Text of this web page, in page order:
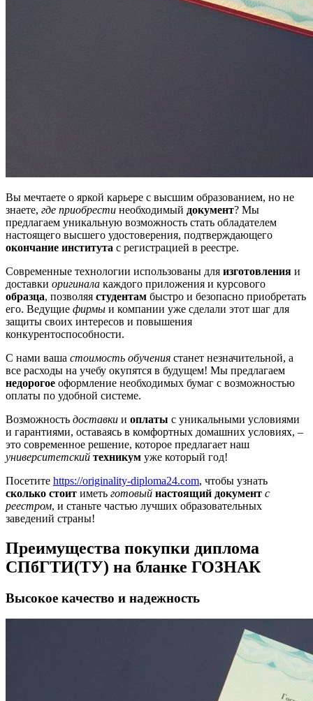
Вы мечтаете о яркой карьере с высшим образованием, но не
знаете, где приобрести необходимый документ? Мы
предлагаем уникальную возможность стать обладателем
настоящего высшего удостоверения, подтверждающего
окончание института с регистрацией в реестре.
Современные технологии использованы для изготовления и
доставки оригинала каждого приложения и курсового
образца, позволяя студентам быстро и безопасно приобретать
его. Ведущие фирмы и компании уже сделали этот шаг для
защиты своих интересов и повышения
конкурентоспособности.
С нами ваша стоимость обучения станет незначительной, а
все расходы на учебу окупятся в будущем! Мы предлагаем
недорогое оформление необходимых бумаг с возможностью
оплаты по удобной системе.
Возможность доставки и оплаты с уникальными условиями
и гарантиями, оставаясь в комфортных домашних условиях, –
это современное решение, которое предлагает наш
университетский техникум уже который год!
Посетите https://originality-diploma24.com, чтобы узнать
сколько стоит иметь готовый настоящий документ с
реестром, и станьте частью лучших образовательных
заведений страны!
Преимущества покупки диплома
СПбГТИ(ТУ) на бланке ГОЗНАК
Высокое качество и надежность